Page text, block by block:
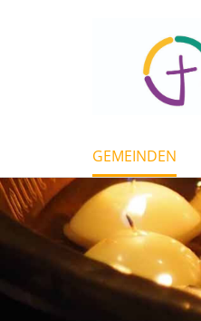
GEMEINDEN